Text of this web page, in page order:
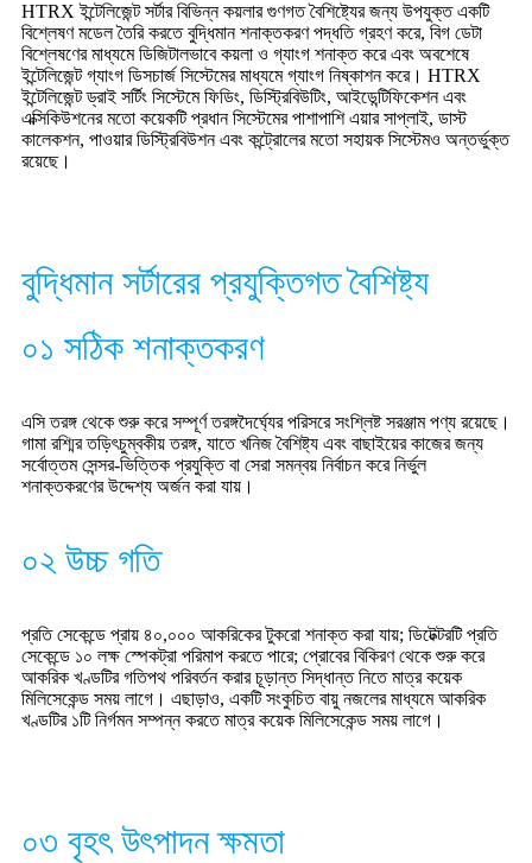
HTRX ইন্টেলিজেন্ট সর্টার বিভিন্ন কয়লার গুণগত বৈশিষ্ট্যের জন্য উপযুক্ত একটি
বিশ্লেষণ মডেল তৈরি করতে বুদ্ধিমান শনাক্তকরণ পদ্ধতি গ্রহণ করে, বিগ ডেটা
বিশ্লেষণের মাধ্যমে ডিজিটালভাবে কয়লা ও গ্যাংগ শনাক্ত করে এবং অবশেষে
ইন্টেলিজেন্ট গ্যাংগ ডিসচার্জ সিস্টেমের মাধ্যমে গ্যাংগ নিষ্কাশন করে। HTRX
ইন্টেলিজেন্ট ড্রাই সর্টিং সিস্টেমে ফিডিং, ডিস্ট্রিবিউটিং, আইডেন্টিফিকেশন এবং
এক্সিকিউশনের মতো কয়েকটি প্রধান সিস্টেমের পাশাপাশি এয়ার সাপ্লাই, ডাস্ট
কালেকশন, পাওয়ার ডিস্ট্রিবিউশন এবং কন্ট্রোলের মতো সহায়ক সিস্টেমও অন্তর্ভুক্ত
রয়েছে।
বুদ্ধিমান সর্টারের প্রযুক্তিগত বৈশিষ্ট্য
০১ সঠিক শনাক্তকরণ
এসি তরঙ্গ থেকে শুরু করে সম্পূর্ণ তরঙ্গদৈর্ঘ্যের পরিসরে সংশ্লিষ্ট সরঞ্জাম পণ্য রয়েছে।
গামা রশ্মির তড়িৎচুম্বকীয় তরঙ্গ, যাতে খনিজ বৈশিষ্ট্য এবং বাছাইয়ের কাজের জন্য
সর্বোত্তম সেন্সর-ভিত্তিক প্রযুক্তি বা সেরা সমন্বয় নির্বাচন করে নির্ভুল
শনাক্তকরণের উদ্দেশ্য অর্জন করা যায়।
০২ উচ্চ গতি
প্রতি সেকেন্ডে প্রায় ৪০,০০০ আকরিকের টুকরো শনাক্ত করা যায়; ডিটেক্টরটি প্রতি
সেকেন্ডে ১০ লক্ষ স্পেকট্রা পরিমাপ করতে পারে; প্রোবের বিকিরণ থেকে শুরু করে
আকরিক খণ্ডটির গতিপথ পরিবর্তন করার চূড়ান্ত সিদ্ধান্ত নিতে মাত্র কয়েক
মিলিসেকেন্ড সময় লাগে। এছাড়াও, একটি সংকুচিত বায়ু নজলের মাধ্যমে আকরিক
খণ্ডটির ১টি নির্গমন সম্পন্ন করতে মাত্র কয়েক মিলিসেকেন্ড সময় লাগে।
০৩ বৃহৎ উৎপাদন ক্ষমতা